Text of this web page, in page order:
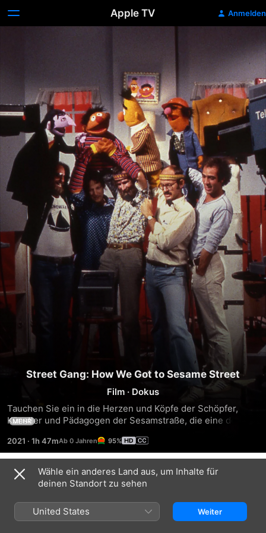
Apple TV Anmelden
Street Gang: How We Got to Sesame Street
Film · Dokus
Tauchen Sie ein in die Herzen und Köpfe der Schöpfer,
Künstler und Pädagogen der Sesamstraße, die eine der
Fernsehgeschichte geschaffen haben. Mit einem
exklusiven Blick hinter die Kulissen und mehr als 20
Originalinterviews feiert Street Gang: How We Got to
Sesame Street die Menschen, die sich die Macht des
zuvor zu unterhalten und zu erziehen - mit den geliebten
Sesamstraßen-Muppets, eingängigen Liedern und einer
MEHR
2021 · 1h 47m 95%
Trailer
Wähle ein anderes Land aus, um Inhalte für
deinen Standort zu sehen
United States Weiter